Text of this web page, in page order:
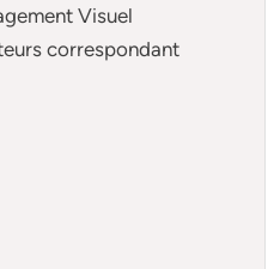
Visuel
correspondant